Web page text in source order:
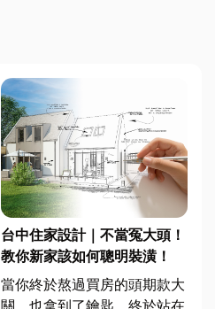
台中住家設計｜不當冤大頭！
教你新家該如何聰明裝潢！
當你終於熬過買房的頭期款大